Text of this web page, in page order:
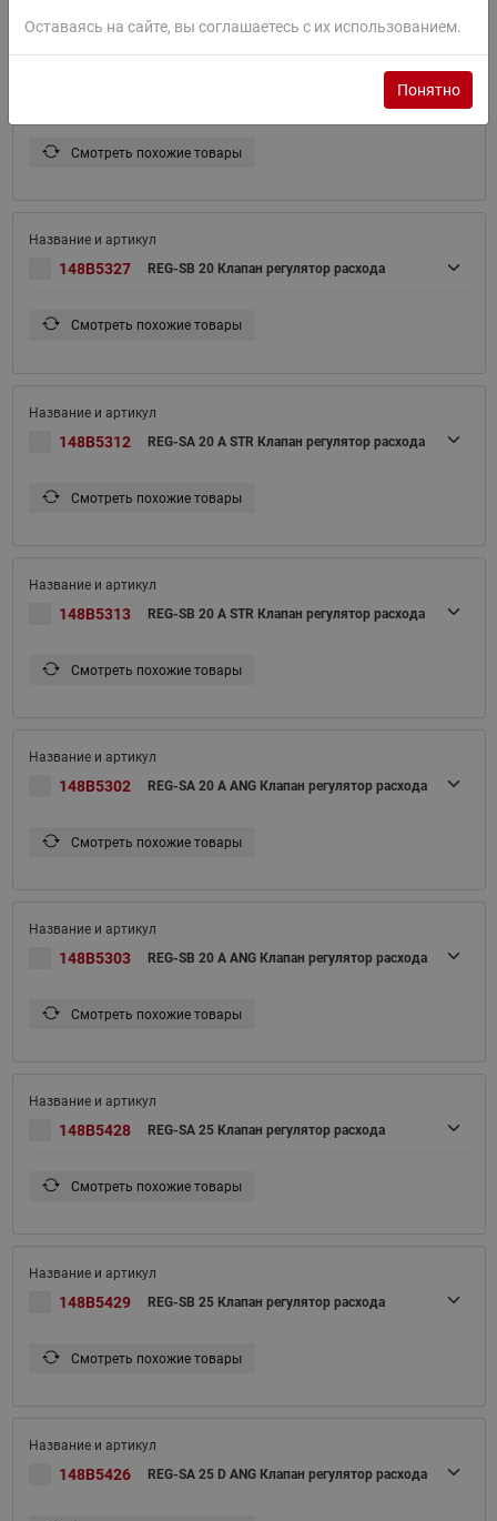
REG-SA 20 D ANG Клапан регулятор расхода
Смотреть похожие товары
148B5327 REG-SB 20 Клапан регулятор расхода
Смотреть похожие товары
148B5312 REG-SA 20 A STR Клапан регулятор расхода
Смотреть похожие товары
148B5313 REG-SB 20 A STR Клапан регулятор расхода
Смотреть похожие товары
148B5302 REG-SA 20 A ANG Клапан регулятор расхода
Смотреть похожие товары
148B5303 REG-SB 20 A ANG Клапан регулятор расхода
Смотреть похожие товары
148B5428 REG-SA 25 Клапан регулятор расхода
Смотреть похожие товары
148B5429 REG-SB 25 Клапан регулятор расхода
Смотреть похожие товары
148B5426 REG-SA 25 D ANG Клапан регулятор расхода
Оставаясь на сайте, вы соглашаетесь с их использованием.
Понятно